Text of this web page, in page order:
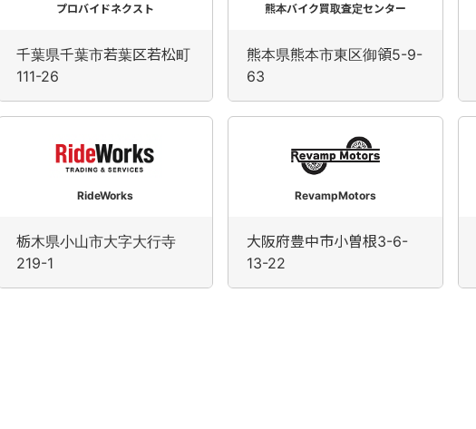
プロバイドネクスト
千葉県千葉市若葉区若松町
111-26
熊本バイク買取査定センター
熊本県熊本市東区御領5-9-
63
RideWorks
栃木県小山市大字大行寺
219-1
RevampMotors
大阪府豊中市小曽根3-6-
13-22